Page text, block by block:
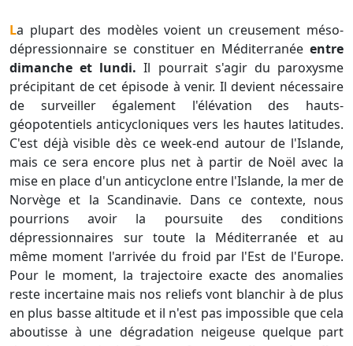
La plupart des modèles voient un creusement méso-
dépressionnaire se constituer en Méditerranée entre
dimanche et lundi. Il pourrait s'agir du paroxysme
précipitant de cet épisode à venir. Il devient nécessaire
de surveiller également l'élévation des hauts-
géopotentiels anticycloniques vers les hautes latitudes.
C'est déjà visible dès ce week-end autour de l'Islande,
mais ce sera encore plus net à partir de Noël avec la
mise en place d'un anticyclone entre l'Islande, la mer de
Norvège et la Scandinavie. Dans ce contexte, nous
pourrions avoir la poursuite des conditions
dépressionnaires sur toute la Méditerranée et au
même moment l'arrivée du froid par l'Est de l'Europe.
Pour le moment, la trajectoire exacte des anomalies
reste incertaine mais nos reliefs vont blanchir à de plus
en plus basse altitude et il n'est pas impossible que cela
aboutisse à une dégradation neigeuse quelque part